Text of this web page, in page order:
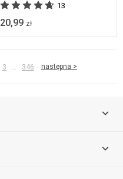
13
20,99 zł
3 ... 346 następna >